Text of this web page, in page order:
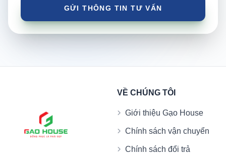
VỀ CHÚNG TÔI
Giới thiệu Gạo House
Chính sách vận chuyển
Chính sách đổi trả